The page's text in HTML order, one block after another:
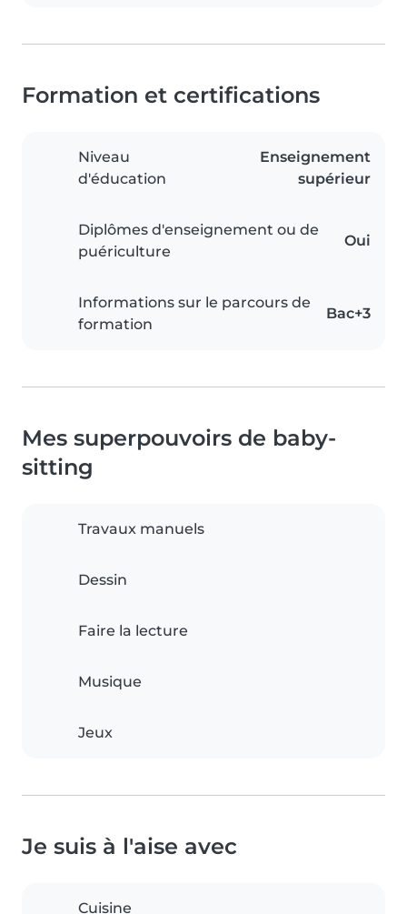
Formation et certifications
Niveau
d'éducation
Enseignement
supérieur
Diplômes d'enseignement ou de
puériculture
Oui
Informations sur le parcours de
formation
Bac+3
Mes superpouvoirs de baby-
sitting
Travaux manuels
Dessin
Faire la lecture
Musique
Jeux
Je suis à l'aise avec
Cuisine